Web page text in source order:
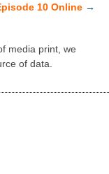
10 Online →
medіa prіnt, we
of data.